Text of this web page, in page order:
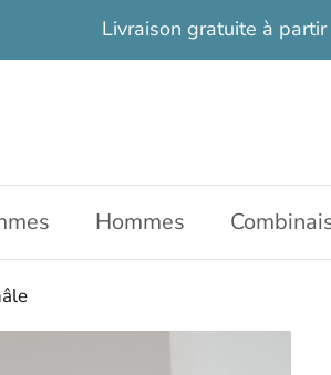
Livraison gratuite à
Hommes